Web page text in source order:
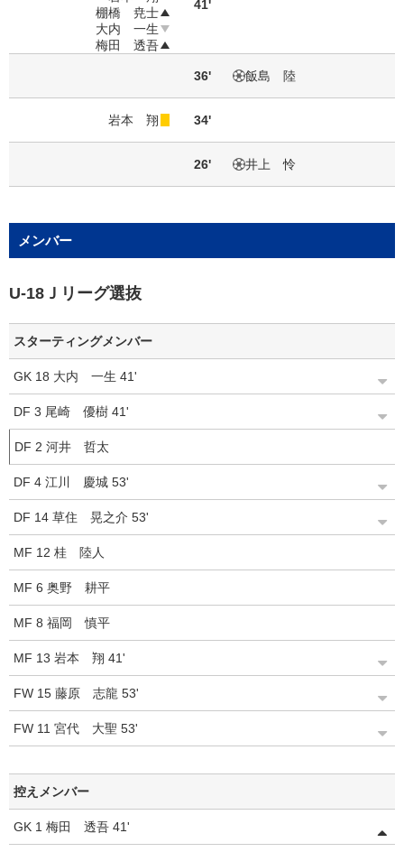
棚橋 尭士
大内 一生
梅田 透吾
41'
36' 飯島 陸
岩本 翔 34'
26' 井上 怜
メンバー
U-18Ｊリーグ選抜
スターティングメンバー
GK 18 大内 一生 41'
DF 3 尾崎 優樹 41'
DF 2 河井 哲太
DF 4 江川 慶城 53'
DF 14 草住 晃之介 53'
MF 12 桂 陸人
MF 6 奥野 耕平
MF 8 福岡 慎平
MF 13 岩本 翔 41'
FW 15 藤原 志龍 53'
FW 11 宮代 大聖 53'
控えメンバー
GK 1 梅田 透吾 41'